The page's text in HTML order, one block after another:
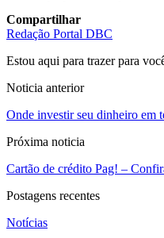
Compartilhar
Redação Portal DBC
Estou aqui para trazer para
Noticia anterior
Onde investir seu dinheiro em
Próxima noticia
Cartão de crédito Pag! –
Postagens recentes
Notícias